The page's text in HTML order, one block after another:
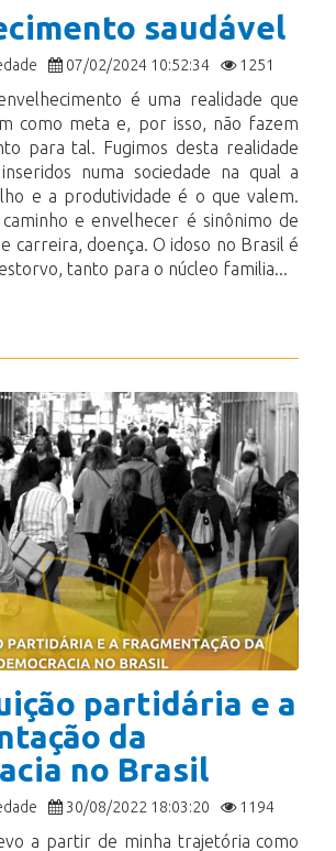
saudável
07/02/2024 10:52:34 1251
é uma realidade que
como meta e, por isso, não fazem
para tal. Fugimos desta realidade
numa sociedade na qual a
e a produtividade é o que valem.
e envelhecer é sinônimo de
carreira, doença. O idoso no Brasil é
tanto para o núcleo familia...
partidária e a
da
no Brasil
30/08/2022 18:03:20 1194
a partir de minha trajetória como